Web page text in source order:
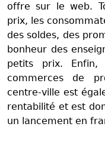
offre sur le web.
prix, les
des soldes, des
bonheur des
petits prix. Enfin,
commerces de
centre-ville est
rentabilité et est
un lancement en